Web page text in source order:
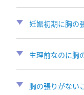
妊娠初期に胸の
生理前なのに胸
胸の張りがない